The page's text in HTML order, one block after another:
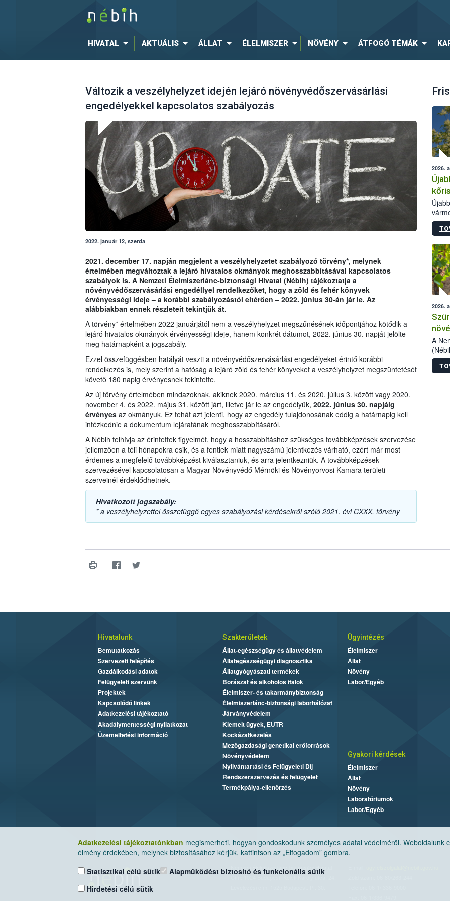
HIVATAL AKTUÁLIS ÁLLAT ÉLELMISZER NÖVÉNY ÁTFOGÓ TÉMÁK
Változik a veszélyhelyzet idején lejáró növényvédőszervásárlási
engedélyekkel kapcsolatos szabályozás
2022. január 12, szerda
2021. december 17. napján megjelent a veszélyhelyzetet szabályozó törvény*, melynek
értelmében megváltoztak a lejáró hivatalos okmányok meghosszabbításával kapcsolatos
szabályok is. A Nemzeti Élelmiszerlánc-biztonsági Hivatal (Nébih) tájékoztatja a
növényvédőszervásárlási engedéllyel rendelkezőket, hogy a zöld és fehér könyvek
érvényességi ideje – a korábbi szabályozástól eltérően – 2022. június 30-án jár le. Az
alábbiakban ennek részleteit tekintjük át.
A törvény* értelmében 2022 januárjától nem a veszélyhelyzet megszűnésének időpontjához kötődik a
lejáró hivatalos okmányok érvényességi ideje, hanem konkrét dátumot, 2022. június 30. napját jelölte
meg határnapként a jogszabály.
Ezzel összefüggésben hatályát veszti a növényvédőszervásárlási engedélyeket érintő korábbi
rendelkezés is, mely szerint a hatóság a lejáró zöld és fehér könyveket a veszélyhelyzet megszüntetését
követő 180 napig érvényesnek tekintette.
Az új törvény értelmében mindazoknak, akiknek 2020. március 11. és 2020. július 3. között vagy 2020.
november 4. és 2022. május 31. között járt, illetve jár le az engedélyük, 2022. június 30. napjáig
érvényesaz okmányuk. Ez tehát azt jelenti, hogy az engedély tulajdonosának eddig a határnapig kell
intézkednie a dokumentum lejáratának meghosszabbításáról.
A Nébih felhívja az érintettek figyelmét, hogy a hosszabbításhoz szükséges továbbképzések szervezése
jellemzően a téli hónapokra esik, és a fentiek miatt nagyszámú jelentkezés várható, ezért már most
érdemes a megfelelő továbbképzést kiválasztaniuk, és arra jelentkezniük. A továbbképzések
szervezésével kapcsolatosan a Magyar Növényvédő Mérnöki és Növényorvosi Kamara területi
szerveinél érdeklődhetnek.
Hivatkozott jogszabály:
* a veszélyhelyzettel összefüggő egyes szabályozási kérdésekről szóló 2021. évi CXXX. törvény
2026.
2026.
A
Adatkezelési tájékoztatónkban megismerheti, hogyan gondoskodunk személyes adatai védelméről. Weboldalunk
élmény érdekében, melynek biztosításához kérjük, kattintson az „Elfogadom” gombra.
Statisztikai célú sütik
Hirdetési célú sütik
Alapműködést biztosító és funkcionális sütik
Hivatalunk
Bemutatkozás
Szervezeti felépítés
Gazdálkodási adatok
Felügyeleti szervünk
Projektek
Kapcsolódó linkek
Adatkezelési tájékoztató
Akadálymentességi nyilatkozat
Üzemeltetési információ
Szakterületek
Állat-egészségügy és állatvédelem
Állategészségügyi diagnosztika
Állatgyógyászati termékek
Borászat és alkoholos italok
Élelmiszer- és takarmánybiztonság
Élelmiszerlánc-biztonsági laborhálózat
Járványvédelem
Kiemelt ügyek, EUTR
Kockázatkezelés
Mezőgazdasági genetikai erőforrások
Növényvédelem
Nyilvántartási és Felügyeleti Díj
Rendszerszervezés és felügyelet
Termékpálya-ellenőrzés
Ügyintézés
Élelmiszer
Állat
Növény
Labor/Egyéb
Gyakori kérdések
Élelmiszer
Állat
Növény
Laboratóriumok
Labor/Egyéb
Nemzeti Élelmiszerlánc-biztonsági Hivatal